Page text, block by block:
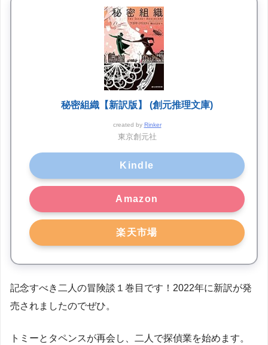
秘密組織【新訳版】 (創元推理文庫)
created by Rinker
東京創元社
Kindle
Amazon
楽天市場
記念すべき二人の冒険談１巻目です！2022年に新訳が発
売されましたのでぜひ。
トミーとタペンスが再会し、二人で探偵業を始めます。